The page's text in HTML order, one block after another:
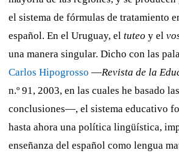
el sistema de fórmulas de tratamiento
español. En el Uruguay, el tuteo y el
una manera singular. Dicho con las
Carlos Hipogrosso —Revista de la
n.º 91, 2003, en las cuales he basado
conclusiones—, el sistema educativo
hasta ahora una política lingüística,
enseñanza del español como lengua